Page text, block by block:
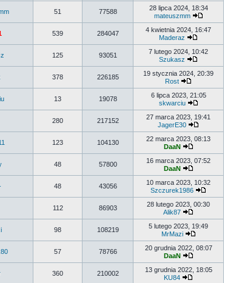
51 77588
28 lipca 2024, 18:34
mateuszmm
539 284047
4 kwietnia 2024, 16:47
Maderaz
125 93051
7 lutego 2024, 10:42
Szukasz
378 226185
19 stycznia 2024, 20:39
Rost
13 19078
6 lipca 2023, 21:05
skwarciu
280 217152
27 marca 2023, 19:41
JagerE30
123 104130
22 marca 2023, 08:13
DaaN
48 57800
16 marca 2023, 07:52
DaaN
48 43056
10 marca 2023, 10:32
Szczurek1986
112 86903
28 lutego 2023, 00:30
Alik87
98 108219
5 lutego 2023, 19:49
MrMazi
57 78766
20 grudnia 2022, 08:07
DaaN
360 210002
13 grudnia 2022, 18:05
KU84